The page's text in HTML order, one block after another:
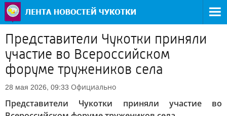
Представители Чукотки приняли
участие во Всероссийском
форуме тружеников села
28 мая 2026, 09:33 Официально
Представители Чукотки приняли участие во